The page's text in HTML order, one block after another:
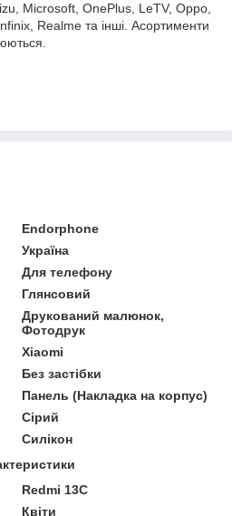
Microsoft, OnePlus, LeTV, Oppo,
Realme та інші. Асортименти
Endorphone
Україна
Для телефону
Глянсовий
Друкований малюнок,
Фотодрук
Xiaomi
Без застібки
Панель (Накладка на корпус)
Сірий
Силікон
Redmi 13C
Квіти